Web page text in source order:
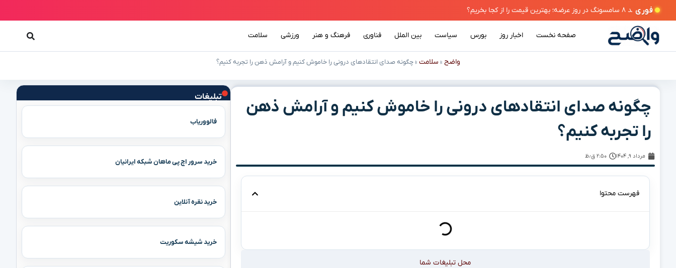
فوری
صفحه نخست اخبار روز بورس سیاست بین الملل فناوری فرهنگ و هنر ورزشی سلامت
واضح » سلامت »چگونه صدای انتقادهای درونی را خاموش کنیم و آرامش ذهن را تجربه کنیم؟
تبلیغات
فالووریاب
خرید سرور اچ پی ماهان شبکه ایرانیان
خرید نقره آنلاین
خرید شیشه سکوریت
چگونه صدای انتقادهای درونی را خاموش کنیم و آرامش ذهن
را تجربه کنیم؟
مرداد ۹, ۱۴۰۴ ۲:۵۰ ق٫ظ
فهرست محتوا
محل تبلیغات شما